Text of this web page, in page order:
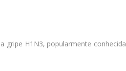
gripe H1N3, popularmente conhecida